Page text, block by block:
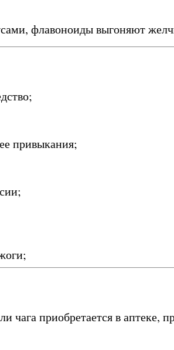
флавоноиды выгоняют
привыкания;
чага приобретается в аптеке,